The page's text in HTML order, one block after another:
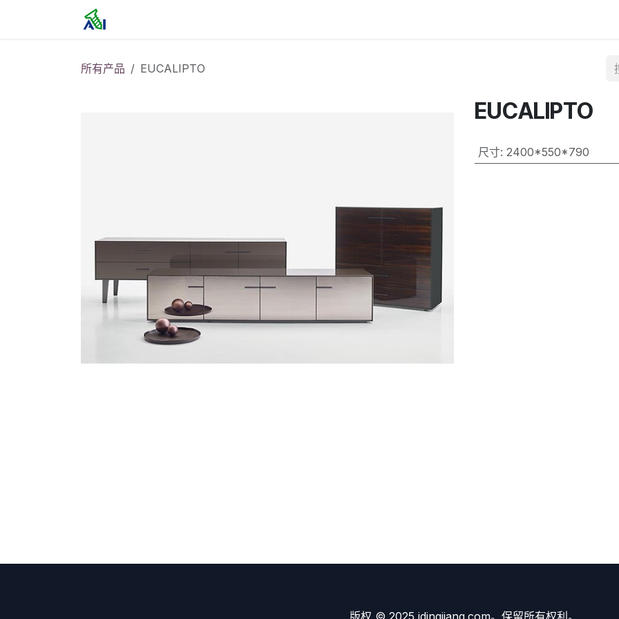
所有产品 EUCALIPTO
EUCALIPTO
尺寸: 2400*550*790
版权 © 2025 idingjiang.com。保留所有权利。